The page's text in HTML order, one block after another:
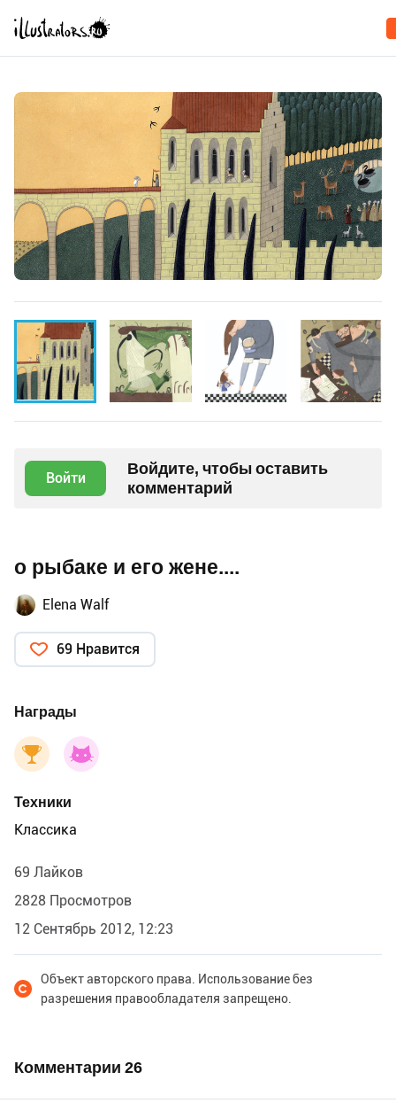
Войти
Войдите, чтобы оставить
комментарий
о рыбаке и его жене....
Elena Walf
69 Нравится
Награды
Техники
Классика
69 Лайков
2828 Просмотров
12 Сентябрь 2012, 12:23
Объект авторского права. Использование без
разрешения правообладателя запрещено.
Комментарии 26